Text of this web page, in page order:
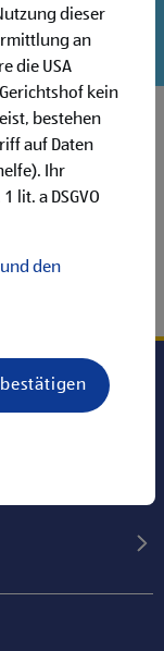
dieser
an
die USA
kein
bestehen
auf Daten
Ihr
lit. a DSGVO
den